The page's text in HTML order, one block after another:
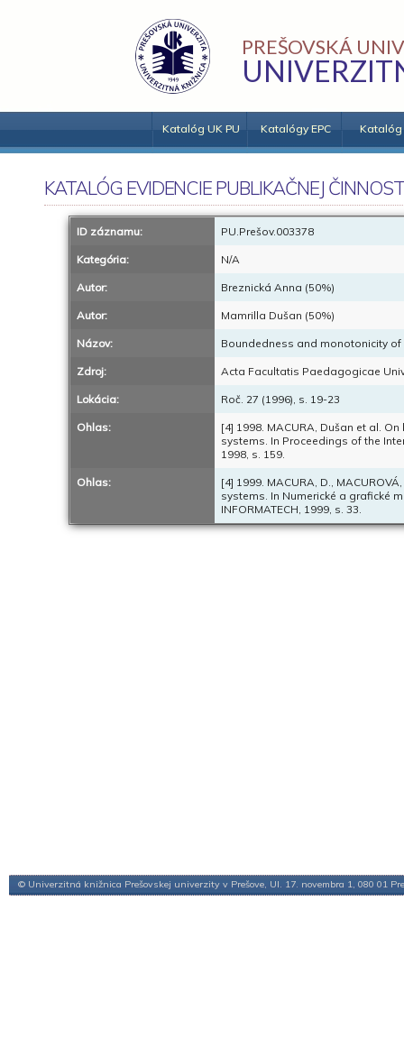
PREŠOVSKÁ
Katalóg UK PU Katalógy EPC Katalóg
KATALÓG EVIDENCIE PUBLIKAČNEJ
ID záznamu: PU.Prešov.003378
Kategória: N/A
Autor: Breznická Anna (50%)
Autor: Mamrilla Dušan (50%)
Názov: Boundedness and monotonicity
Zdroj: Acta Facultatis Paedagogicae
Lokácia: Roč. 27 (1996), s. 19-23
Ohlas:
[4] 1998. MACURA, Dušan et al.
systems. In Proceedings of the
1998, s. 159.
Ohlas:
[4] 1999. MACURA, D.,
systems. In Numerické a grafické
INFORMATECH, 1999, s. 33.
© Univerzitná knižnica Prešovskej univerzity v Prešove, Ul. 17. novembra 1, 080 01